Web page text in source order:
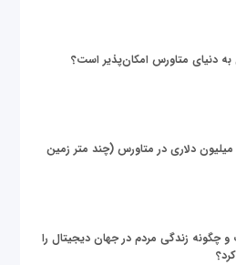
به دنیای متاورس امکان‌پذیر است؟
خرید زمین 4.3 میلیون دلاری در متاورس (چند متر زمین
چگونه زندگی مردم در جهان دیجیتال را